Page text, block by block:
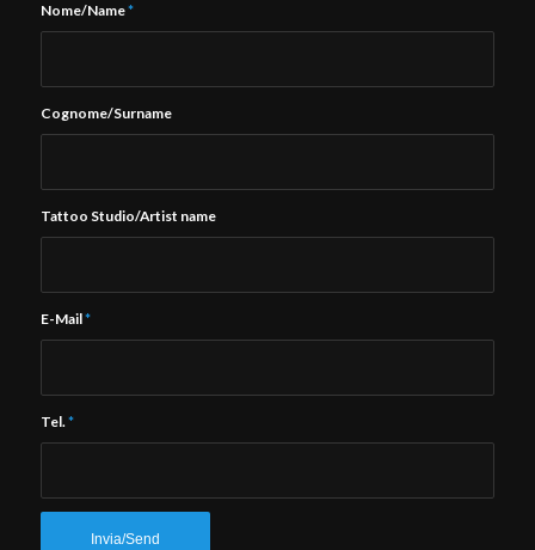
Nome/Name*
Cognome/Surname
Tattoo Studio/Artist name
E-Mail*
Tel.*